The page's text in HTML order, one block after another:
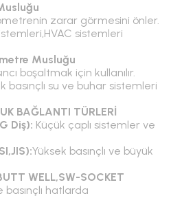
zarar görmesini önler.
sistemleri
Musluğu
boşaltmak için kullanılır.
basınçlı su ve buhar sistemleri
BAĞLANTI TÜRLERİ
Diş): Küçük çaplı sistemler ve
Yüksek basınçlı ve büyük
WELL,SW-SOCKET
basınçlı hatlarda